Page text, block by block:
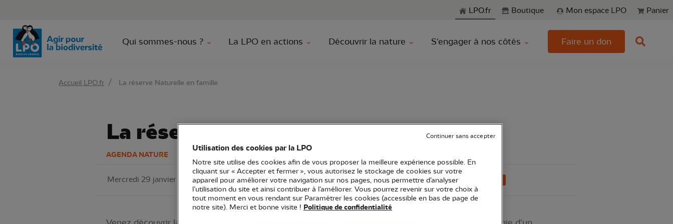
Aller à la rechercheLPO.fr Boutique Mon espace LPO Panier
Qui sommes-nous ? La LPO en actions Découvrir la nature S'engager à nos côtés Faire un don
Accueil LPO.fr La réserve Naturelle en famille
La réserve Naturelle en famille
AGENDA NATURE
Mercredi 29 janvier 2025 Réserves naturelles LPO Poitou-Charentes Sortie nature 17 - Charente-Maritime
Utilisation des cookies par la LPO
Notre site utilise des cookies afin de vous proposer la meilleure expérience possible. En
cliquant sur « Accepter et fermer », vous autorisez le stockage de cookies sur votre
appareil pour améliorer votre navigation sur nos pages, nous permettre d’analyser
l’utilisation du site et ainsi contribuer à l’améliorer. Vous pourrez revenir sur votre choix à
tout moment en vous rendant sur Paramétrer les cookies (accessible en bas de page de
notre site). Merci et bonne visite ! Politique de confidentialité
Continuer sans accepter